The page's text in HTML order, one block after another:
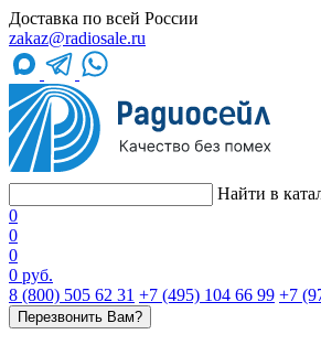
Доставка по всей России
zakaz@radiosale.ru
Найти в
0
0
0
0 руб.
8 (800) 505 62 31 +7 (495) 104 66 99 +7
Перезвонить Вам?